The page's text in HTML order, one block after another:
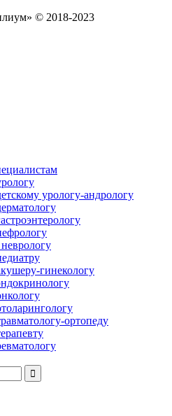
© 2018-2023
урологу-андрологу
гинекологу
ортопеду